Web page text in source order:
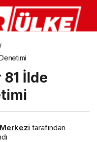
81 İlde
tarafından
Tüm Hâkimlere
Mercek Altında